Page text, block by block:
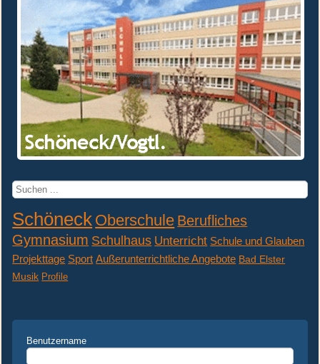
Suchen
Schöneck Oberschule Berufliches
Gymnasium Schulhaus Unterricht Schule und Glauben
Projekttage Sport Außerunterrichtliche Angebote Bad Elster
Musik Profile
Benutzername